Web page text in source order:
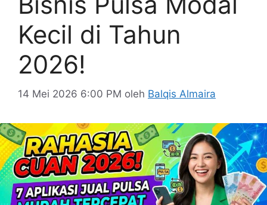
Kecil di Tahun
2026!
14 Mei 2026 6:00 PM oleh Balqis Almaira